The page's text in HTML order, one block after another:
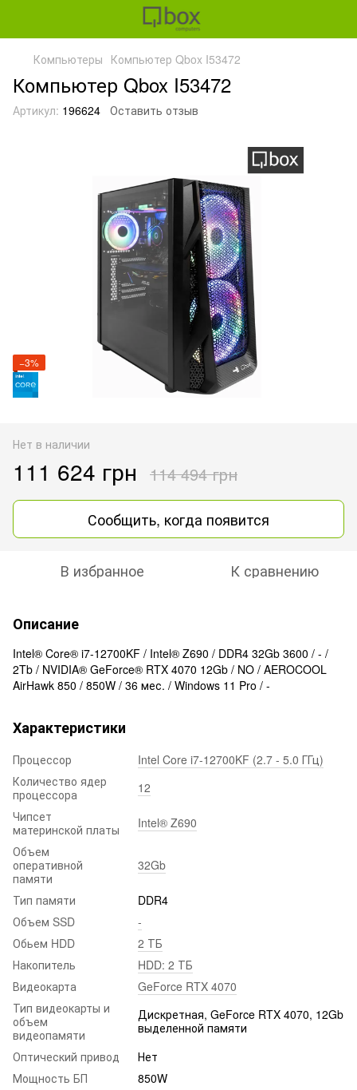
Компьютеры Компьютер Qbox I53472
Компьютер Qbox I53472
Артикул: 196624 Оставить отзыв
−3%
Нет в наличии
111 624 грн 114 494 грн
Сообщить, когда появится
В избранное К сравнению
Описание
Intel® Core® i7-12700KF / Intel® Z690 / DDR4 32Gb 3600 / - /
2Tb / NVIDIA® GeForce® RTX 4070 12Gb / NO / AEROCOOL
AirHawk 850 / 850W / 36 мес. / Windows 11 Pro / -
Характеристики
Процессор
Intel Core i7-12700KF (2.7 - 5.0 ГГц)
Количество ядер
процессора
12
Чипсет
материнской платы
Intel® Z690
Объем
оперативной
памяти
32Gb
Тип памяти
DDR4
Объем SSD
-
Обьем HDD
2 ТБ
Накопитель
HDD: 2 ТБ
Видеокарта
GeForce RTX 4070
Тип видеокарты и
объем
видеопамяти
Дискретная, GeForce RTX 4070, 12Gb
выделенной памяти
Оптический привод
Нет
Мощность БП
850W